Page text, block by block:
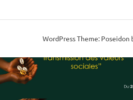
WordPress Theme: Poseidon